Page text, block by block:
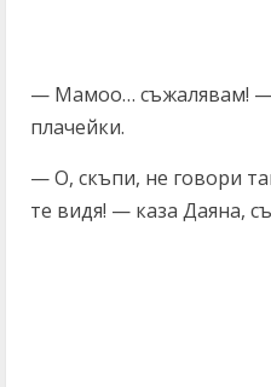
— Мамоо… съжалявам! —
плачейки.
— О, скъпи, не говори
те видя! — каза Даяна,